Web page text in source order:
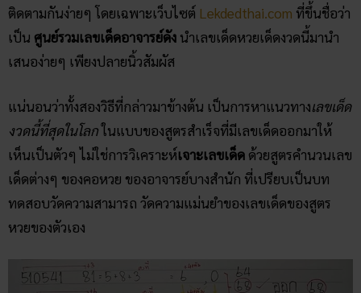
ติดตามกันง่ายๆ โดยเฉพาะเว็บไซต์ Lekdedthai.com ที่ขึ้นชื่อว่า
เป็น ศูนย์รวมเลขเด็ดอาจารย์ดัง นำเลขเด็ดหวยเด็ดงวดนี้มานำ
เสนอง่ายๆ เพียงปลายนิ้วสัมผัส
แน่นอนว่าทั้งสองวิธีที่กล่าวมาข้างต้น เป็นการหาแนวทางเลขเด็ด
งวดนี้ที่สุดในโลกในแบบของสูตรสำเร็จที่มีเลขเด็ดออกมาให้
เห็นเป็นตัวๆ ไม่ใช่การวิเคราะห์เจาะเลขเด็ด ด้วยสูตรคำนวนเลข
เด็ดต่างๆ ของคอหวย ของอาจารย์บางสำนัก ที่เปรียบเป็นบท
ทดสอบวัดความสามารถ วัดความแม่นยำของเลขเด็ดของสูตร
หวยของตัวเอง